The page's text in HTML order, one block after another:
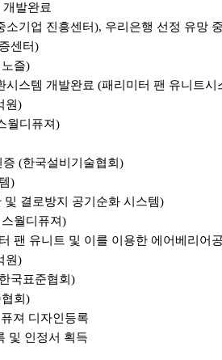
개발완료
소기업 진흥센터), 우리은행 선정 유망
센터)
즐)
시스템 개발완료 (패리미터 팬 유니트시
원)
월디퓨져)
증 (한국설비기술협회 )
)
및 결로방지 공기순화 시스템)
스월디퓨져)
팬 유니트 및 이를 이용한 에어베리어
원)
한국표준협회 )
회 )
져 디자인등록
및 인정서 획득